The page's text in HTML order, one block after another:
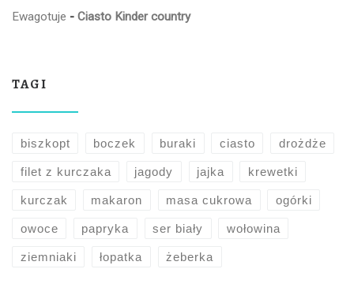
Ewagotuje - Ciasto Kinder country
TAGI
biszkopt boczek buraki ciasto drożdże
filet z kurczaka jagody jajka krewetki
kurczak makaron masa cukrowa ogórki
owoce papryka ser biały wołowina
ziemniaki łopatka żeberka